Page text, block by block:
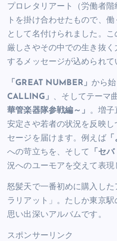
プロレタリアート（労働者
トを掛け合わせたもので、
として名付けられました。
厳しさやその中での生き抜
するメッセージが込められて
「GREAT NUMBER」 から
CALLING」
、そしてテーマ
華管楽器隊参戦編～」 。増子
安定さや若者の状況を反映
セージを届けます。例えば
への苛立ちを、そして
「セ
況へのユーモアを交えて表現
怒髪天で一番初めに購入した
ラリアット」。たしか東京駅
思い出深いアルバムです。
スポンサーリンク